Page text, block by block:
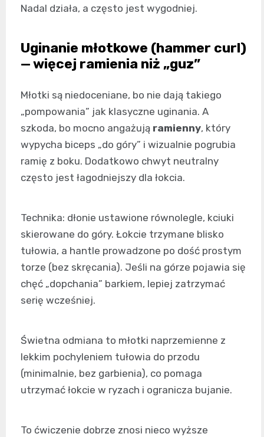
Nadal działa, a często jest wygodniej.
Uginanie młotkowe (hammer curl)
— więcej ramienia niż „guz”
Młotki są niedoceniane, bo nie dają takiego
„pompowania” jak klasyczne uginania. A
szkoda, bo mocno angażują ramienny, który
wypycha biceps „do góry” i wizualnie pogrubia
ramię z boku. Dodatkowo chwyt neutralny
często jest łagodniejszy dla łokcia.
Technika: dłonie ustawione równolegle, kciuki
skierowane do góry. Łokcie trzymane blisko
tułowia, a hantle prowadzone po dość prostym
torze (bez skręcania). Jeśli na górze pojawia się
chęć „dopchania” barkiem, lepiej zatrzymać
serię wcześniej.
Świetna odmiana to młotki naprzemienne z
lekkim pochyleniem tułowia do przodu
(minimalnie, bez garbienia), co pomaga
utrzymać łokcie w ryzach i ogranicza bujanie.
To ćwiczenie dobrze znosi nieco wyższe